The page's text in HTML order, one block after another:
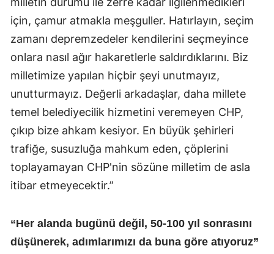
için, çamur atmakla meşguller. Hatırlayın, seçim
zamanı depremzedeler kendilerini seçmeyince
onlara nasıl ağır hakaretlerle saldırdıklarını. Biz
milletimize yapılan hiçbir şeyi unutmayız,
unutturmayız. Değerli arkadaşlar, daha millete
temel belediyecilik hizmetini veremeyen CHP,
çıkıp bize ahkam kesiyor. En büyük şehirleri
trafiğe, susuzluğa mahkum eden, çöplerini
toplayamayan CHP'nin sözüne milletim de asla
itibar etmeyecektir.”
“Her alanda bugünü değil, 50-100 yıl sonrasını
düşünerek, adımlarımızı da buna göre atıyoruz”